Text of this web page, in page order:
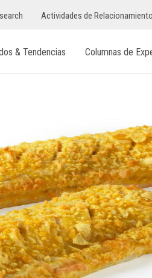
Actividades de Relacionamiento
& Tendencias Columnas de